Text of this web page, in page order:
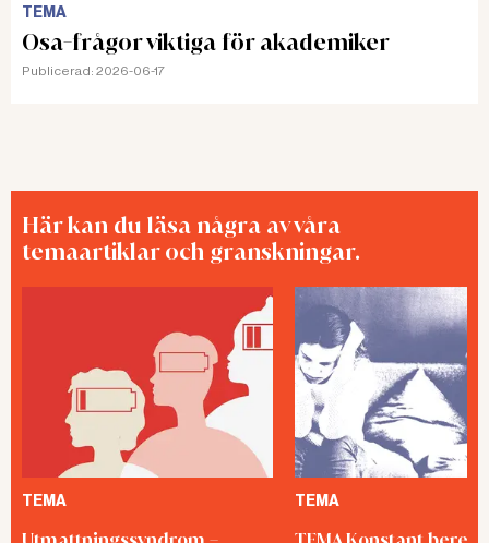
TEMA
Osa-frågor viktiga för akademiker
Publicerad: 2026-06-17
Här kan du läsa några av våra
temaartiklar och granskningar.
TEMA TEMA